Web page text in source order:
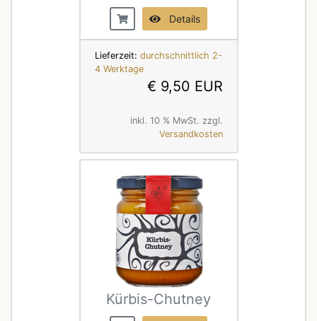
Details
Lieferzeit: durchschnittlich 2-
4 Werktage
€ 9,50 EUR
inkl. 10 % MwSt. zzgl.
Versandkosten
Kürbis-Chutney